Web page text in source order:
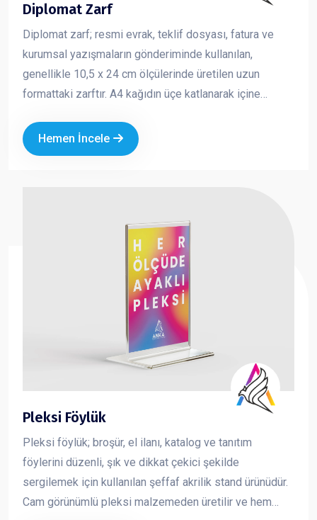
Diplomat Zarf
Diplomat zarf; resmi evrak, teklif dosyası, fatura ve
kurumsal yazışmaların gönderiminde kullanılan,
genellikle 10,5 x 24 cm ölçülerinde üretilen uzun
formattaki zarftır. A4 kağıdın üçe katlanarak içine
dünyasında en çok tercih edilen zarf türlerinden biridir.
Kurumsal logo ve iletişim bilgileriyle baskılı olarak
Hemen İncele
Pleksi Föylük
Pleksi föylük; broşür, el ilanı, katalog ve tanıtım
föylerini düzenli, şık ve dikkat çekici şekilde
sergilemek için kullanılan şeffaf akrilik stand ürünüdür.
Cam görünümlü pleksi malzemeden üretilir ve hem